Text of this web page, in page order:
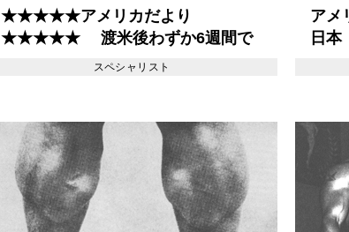
★★★★★アメリカだより
★★★★★ 渡米後わずか6週間で
夢の“体重三ケタ”にもう一歩
スペシャリスト
アメ
日